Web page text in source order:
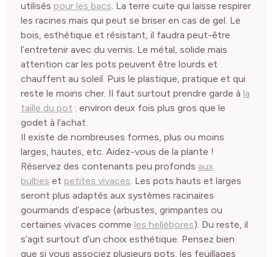
utilisés pour les bacs. La terre cuite qui laisse respirer
les racines mais qui peut se briser en cas de gel. Le
bois, esthétique et résistant, il faudra peut-être
l’entretenir avec du vernis. Le métal, solide mais
attention car les pots peuvent être lourds et
chauffent au soleil. Puis le plastique, pratique et qui
reste le moins cher. Il faut surtout prendre garde à la
taille du pot : environ deux fois plus gros que le
godet à l’achat.
Il existe de nombreuses formes, plus ou moins
larges, hautes, etc. Aidez-vous de la plante !
Réservez des contenants peu profonds aux
bulbes et petites vivaces. Les pots hauts et larges
seront plus adaptés aux systèmes racinaires
gourmands d’espace (arbustes, grimpantes ou
certaines vivaces comme les hellébores). Du reste, il
s’agit surtout d’un choix esthétique. Pensez bien
que si vous associez plusieurs pots, les feuillages